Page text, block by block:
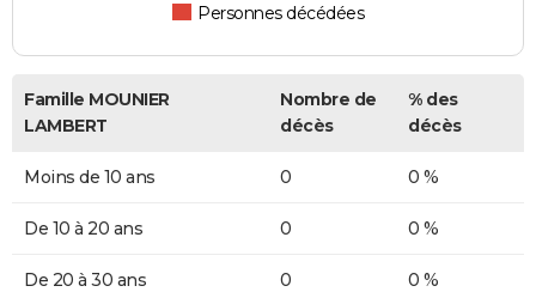
Personnes décédées
Famille MOUNIER
LAMBERT
Nombre de
décès
% des
décès
Moins de 10 ans 0 0 %
De 10 à 20 ans 0 0 %
De 20 à 30 ans 0 0 %